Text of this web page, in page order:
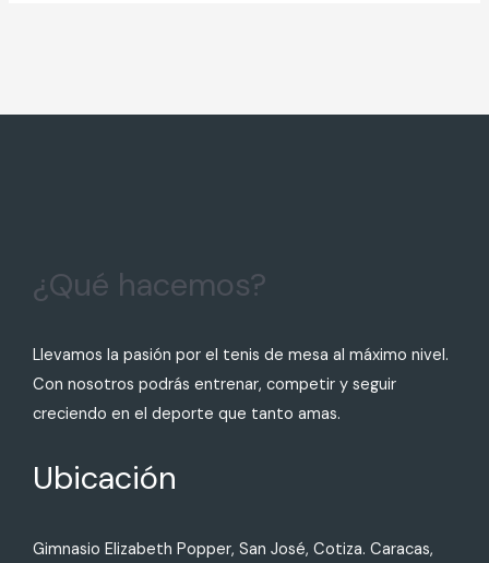
¿Qué hacemos?
Llevamos la pasión por el tenis de mesa al máximo nivel.
Con nosotros podrás entrenar, competir y seguir
creciendo en el deporte que tanto amas.
Ubicación
Gimnasio Elizabeth Popper, San José, Cotiza. Caracas,